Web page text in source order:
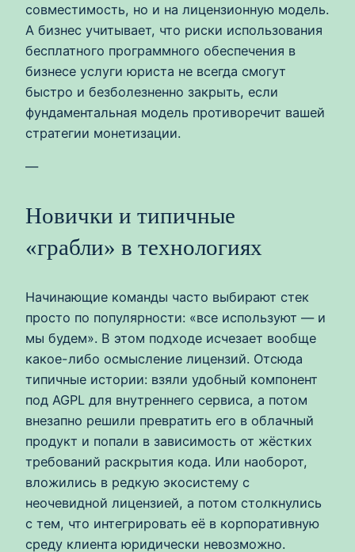
совместимость, но и на лицензионную модель.
А бизнес учитывает, что риски использования
бесплатного программного обеспечения в
бизнесе услуги юриста не всегда смогут
быстро и безболезненно закрыть, если
фундаментальная модель противоречит вашей
стратегии монетизации.
—
Новички и типичные
«грабли» в технологиях
Начинающие команды часто выбирают стек
просто по популярности: «все используют — и
мы будем». В этом подходе исчезает вообще
какое-либо осмысление лицензий. Отсюда
типичные истории: взяли удобный компонент
под AGPL для внутреннего сервиса, а потом
внезапно решили превратить его в облачный
продукт и попали в зависимость от жёстких
требований раскрытия кода. Или наоборот,
вложились в редкую экосистему с
неочевидной лицензией, а потом столкнулись
с тем, что интегрировать её в корпоративную
среду клиента юридически невозможно.